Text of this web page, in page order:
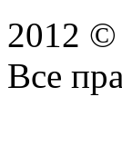
2012 ©
Все